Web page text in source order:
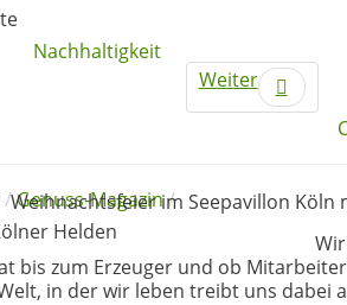
Nachhaltigkeit
Weihnachtsfeier im Seepavillon
bis zum Erzeuger und ob
in der wir leben treibt uns dabei
Weiter
/Genuss-Magazin/
Helden